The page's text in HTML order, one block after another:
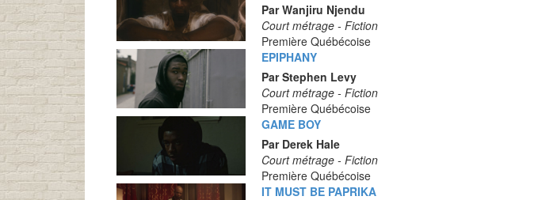
Par Wanjiru Njendu
Court métrage - Fiction
Première Québécoise
EPIPHANY
Par Stephen Levy
Court métrage - Fiction
Première Québécoise
GAME BOY
Par Derek Hale
Court métrage - Fiction
Première Québécoise
IT MUST BE PAPRIKA